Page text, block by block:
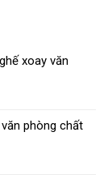
xoay văn
phòng chất